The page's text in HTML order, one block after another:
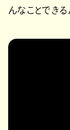
んなことできる